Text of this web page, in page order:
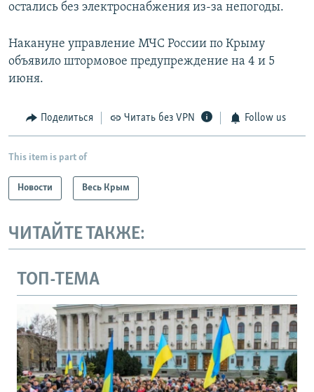
остались без электроснабжения из-за непогоды.
Накануне управление МЧС России по Крыму
объявило штормовое предупреждение на 4 и 5
июня.
Поделиться Читать без VPN Follow us
This item is part of
Новости Весь Крым
ЧИТАЙТЕ ТАКЖЕ:
ТОП-ТЕМА